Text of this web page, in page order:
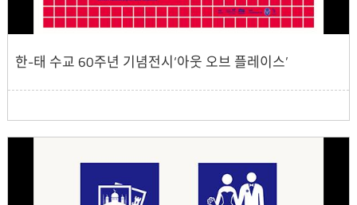
한-태 수교 60주년 기념전시‘아웃 오브 플레이스’